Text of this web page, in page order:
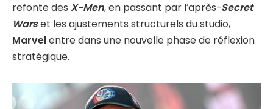
refonte des X-Men, en passant par l’après-Secret
Warset les ajustements structurels du studio,
Marvelentre dans une nouvelle phase de réflexion
stratégique.